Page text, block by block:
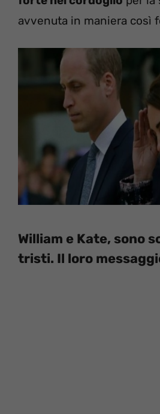
avvenuta in maniera così
William e Kate, sono
tristi. Il loro